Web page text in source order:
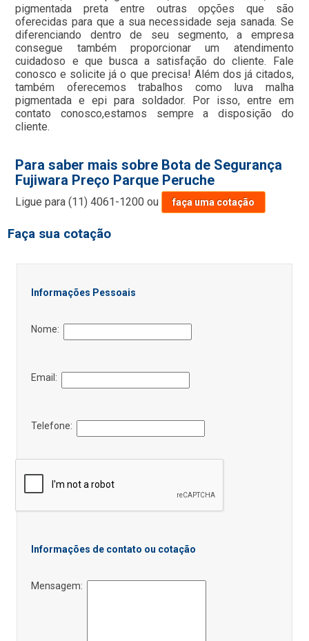
pigmentada preta entre outras opções que são
oferecidas para que a sua necessidade seja sanada. Se
diferenciando dentro de seu segmento, a empresa
consegue também proporcionar um atendimento
cuidadoso e que busca a satisfação do cliente. Fale
conosco e solicite já o que precisa! Além dos já citados,
também oferecemos trabalhos como luva malha
pigmentada e epi para soldador. Por isso, entre em
contato conosco,estamos sempre a disposição do
cliente.
Para saber mais sobre Bota de Segurança
Fujiwara Preço Parque Peruche
Ligue para(11) 4061-1200 ou faça uma cotação
Faça sua cotação
Informações Pessoais
Nome:
Email:
Telefone:
Informações de contato ou cotação
Mensagem: